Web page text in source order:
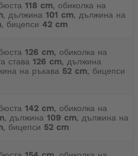
118 cm, обиколка на
, дължина 101 cm, дължина на
, бицепси 42 cm
126 cm, обиколка на
става 126 cm, дължина
на ръкава 52 cm, бицепси
142 cm, обиколка на
, дължина 109 cm, дължина на
, бицепси 52 cm